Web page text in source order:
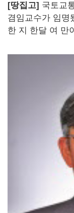
[땅집고] 국토교
겸임교수가 임명
한 지 한달 여 만